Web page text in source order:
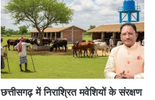
छत्तीसगढ़ में निराश्रित मवेशियों के संरक्षण